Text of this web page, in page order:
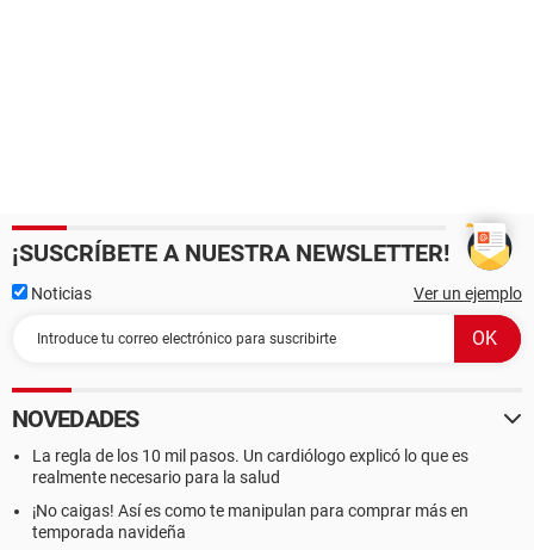
¡SUSCRÍBETE A NUESTRA NEWSLETTER!
Noticias Ver un ejemplo
NOVEDADES
La regla de los 10 mil pasos. Un cardiólogo explicó lo que es
realmente necesario para la salud
¡No caigas! Así es como te manipulan para comprar más en
temporada navideña